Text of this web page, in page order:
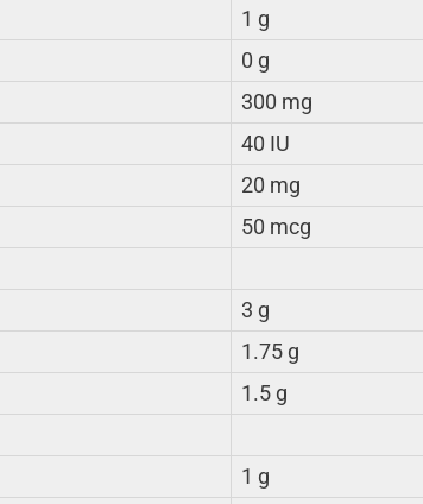
1 g
0 g
300 mg
40 IU
20 mg
50 mcg
3 g
1.75 g
1.5 g
1 g